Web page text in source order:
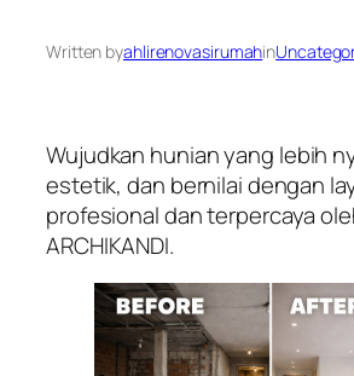
Written byahlirenovasirumahin
Wujudkan hunian yang lebih
estetik, dan bernilai dengan
profesional dan terpercaya
ARCHIKANDI.